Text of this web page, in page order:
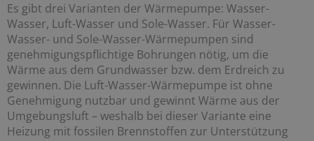
Es gibt drei Varianten der Wärmepumpe: Wasser-
Wasser, Luft-Wasser und Sole-Wasser. Für Wasser-
Wasser- und Sole-Wasser-Wärmepumpen sind
genehmigungspflichtige Bohrungen nötig, um die
Wärme aus dem Grundwasser bzw. dem Erdreich zu
gewinnen. Die Luft-Wasser-Wärmepumpe ist ohne
Genehmigung nutzbar und gewinnt Wärme aus der
Umgebungsluft – weshalb bei dieser Variante eine
Heizung mit fossilen Brennstoffen zur Unterstützung